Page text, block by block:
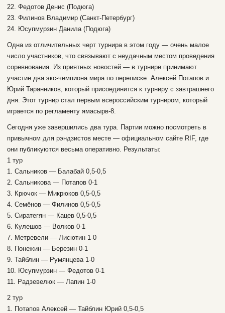
22. Федотов Денис (Подюга)
23. Филинов Владимир (Санкт-Петербург)
24. Юсупмурзин Данила (Подюга)
Одна из отличительных черт турнира в этом году — очень малое
число участников, что связывают с неудачным местом проведения
соревнования. Из приятных новостей — в турнире принимают
участие два экс-чемпиона мира по переписке: Алексей Потапов и
Юрий Таранников, который присоединится к турниру с завтрашнего
дня. Этот турнир стал первым всероссийским турниром, который
играется по регламенту ямасырв-8.
Сегодня уже завершились два тура. Партии можно посмотреть в
привычном для рэндзистов месте — официальном сайте RIF, где
они публикуются весьма оперативно. Результаты:
1 тур
1. Сальников — Балабай 0,5-0,5
2. Сальникова — Потапов 0-1
3. Крючок — Микрюков 0,5-0,5
4. Семёнов — Филинов 0,5-0,5
5. Сиратегян — Кацев 0,5-0,5
6. Кулешов — Волков 0-1
7. Метревели — Лисютин 1-0
8. Понежин — Березин 0-1
9. Тайблин — Румянцева 1-0
10. Юсупмурзин — Федотов 0-1
11. Радзевелюк — Лапин 1-0
2 тур
1. Потапов Алексей — Тайблин Юрий 0,5-0,5